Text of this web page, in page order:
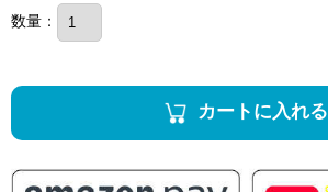
数量：
カートに入れる